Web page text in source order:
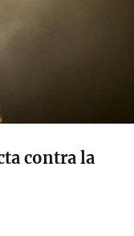
contra la